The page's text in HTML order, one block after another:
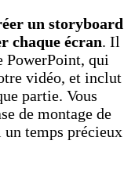
un storyboard
chaque écran. Il
PowerPoint, qui
vidéo, et inclut
partie. Vous
de montage de
temps précieux